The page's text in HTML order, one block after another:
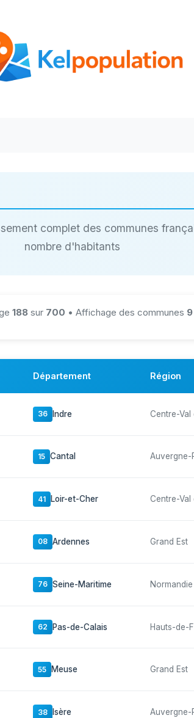
complet des communes
nombre d'habitants
188 sur 700 • Affichage des communes
Département Région
36 Indre Centre-Val
15 Cantal Auvergne-
41 Loir-et-Cher Centre-Val
08 Ardennes Grand Est
76 Seine-Maritime Normandie
62 Pas-de-Calais Hauts-de-
55 Meuse Grand Est
38 Isère Auvergne-